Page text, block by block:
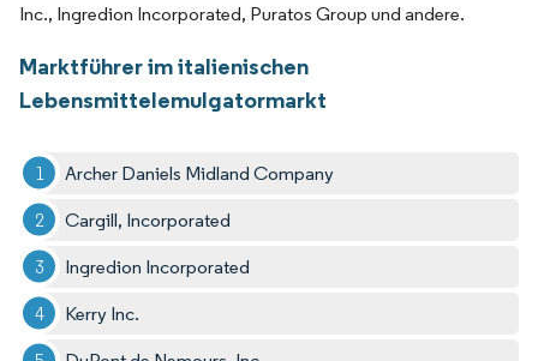
Inc., Ingredion Incorporated, Puratos Group und andere.
Marktführer im italienischen
Lebensmittelemulgatormarkt
Archer Daniels Midland Company
Cargill, Incorporated
Ingredion Incorporated
Kerry Inc.